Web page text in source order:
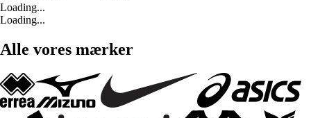
Loading...
Loading...
Alle vores mærker